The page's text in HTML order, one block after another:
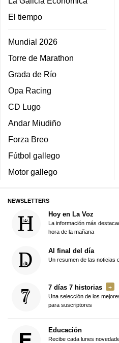
El tiempo
Mundial 2026
Torre de Marathon
Grada de Río
Opa Racing
CD Lugo
Andar Miudiño
Forza Breo
Fútbol gallego
Motor gallego
NEWSLETTERS
Hoy en La Voz
La información más
hora de la mañana
Al final del día
Un resumen de las noticias
7 días 7 historias
Una selección de los
para suscriptores
Educación
Recibe cada lunes